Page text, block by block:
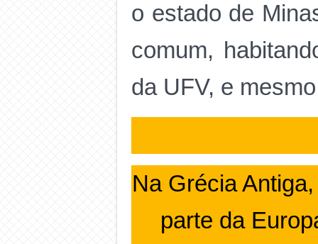
o estado de
comum,
da UFV, e
Na Grécia
parte da